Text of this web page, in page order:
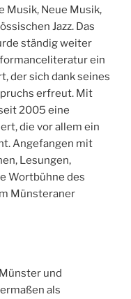
Musik, Neue Musik,
Jazz. Das
ständig weiter
ein
der sich dank seines
erfreut. Mit
2005 eine
die vor allem ein
Angefangen mit
Lesungen,
Wortbühne des
Münsteraner
und
als